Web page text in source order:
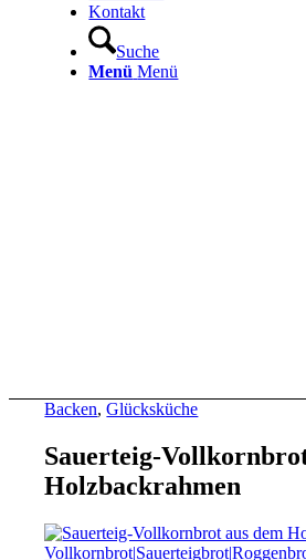
Kontakt
Suche
Menü Menü
Backen,Glücksküche
Sauerteig-
Holzbackrahmen